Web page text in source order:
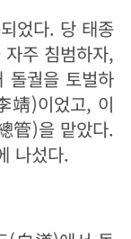
었다. 당 태종
주 침범하자,
돌궐을 토벌하
靖)이었고, 이
管)을 맡았다.
나섰다.